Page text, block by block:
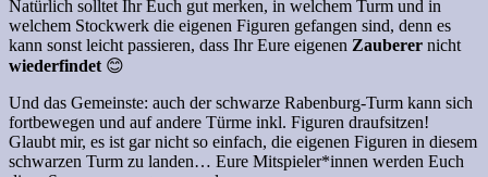
Natürlich solltet Ihr Euch gut merken, in welchem Turm und in
welchem Stockwerk die eigenen Figuren gefangen sind, denn es
kann sonst leicht passieren, dass Ihr Eure eigenen Zauberer nicht
wiederfindet😊
Und das Gemeinste: auch der schwarze Rabenburg-Turm kann sich
fortbewegen und auf andere Türme inkl. Figuren draufsitzen!
Glaubt mir, es ist gar nicht so einfach, die eigenen Figuren in diesem
schwarzen Turm zu landen… Eure Mitspieler*innen werden Euch